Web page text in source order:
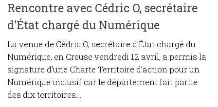
Rencontre avec Cédric O, secrétaire
d’État chargé du Numérique
La venue de Cédric O, secrétaire d’État chargé du
Numérique, en Creuse vendredi 12 avril, a permis la
signature d’une Charte Territoire d’action pour un
Numérique inclusif car le département fait partie
des dix territoires...